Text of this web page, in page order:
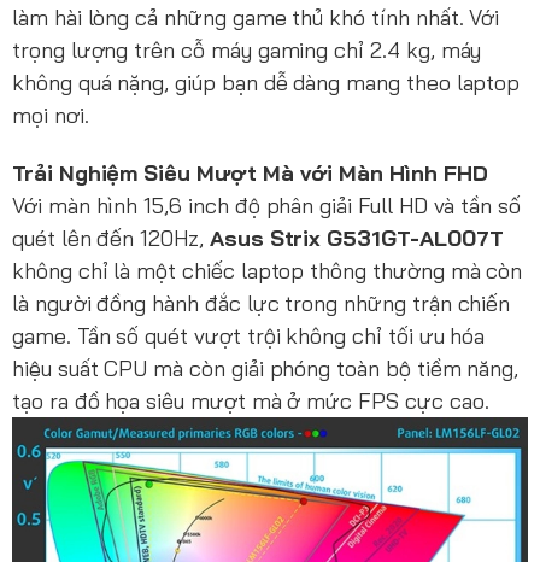
làm hài lòng cả những game thủ khó tính nhất. Với
trọng lượng trên cỗ máy gaming chỉ 2.4 kg, máy
không quá nặng, giúp bạn dễ dàng mang theo laptop
mọi nơi.
Trải Nghiệm Siêu Mượt Mà với Màn Hình FHD
Với màn hình 15,6 inch độ phân giải Full HD và tần số
quét lên đến 120Hz, Asus Strix G531GT-AL007T
không chỉ là một chiếc laptop thông thường mà còn
là người đồng hành đắc lực trong những trận chiến
game. Tần số quét vượt trội không chỉ tối ưu hóa
hiệu suất CPU mà còn giải phóng toàn bộ tiềm năng,
tạo ra đồ họa siêu mượt mà ở mức FPS cực cao.